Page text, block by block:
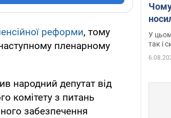
реформи, тому
пленарному
народний депутат від
комітету з питань
забезпечення
У
так і